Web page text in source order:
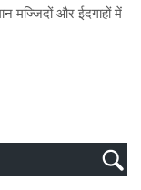
मज्जिदों और ईदगाहों में